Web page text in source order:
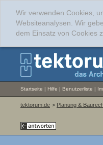
Wir verwenden Cookies,
Websiteanalysen. Wir
dem Einsatz von Cookies
Startseite | Hilfe | Benutzerliste |
tektorum.de > Planung &